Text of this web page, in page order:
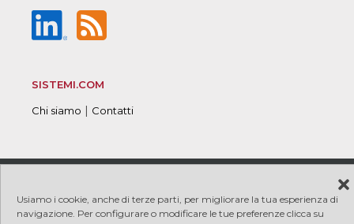
Usiamo i cookie, anche di terze parti, per migliorare la tua esperienza di
navigazione. Per configurare o modificare le tue preferenze clicca su
SISTEMI.COM
Chi siamo | Contatti
PRIVACY|COOKIE|Credits